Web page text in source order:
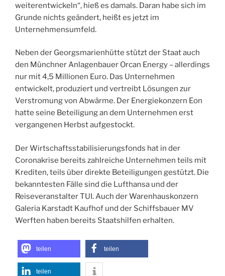
weiterentwickeln“, hieß es damals. Daran habe sich im
Grunde nichts geändert, heißt es jetzt im
Unternehmensumfeld.
Neben der Georgsmarienhütte stützt der Staat auch
den Münchner Anlagenbauer Orcan Energy – allerdings
nur mit 4,5 Millionen Euro. Das Unternehmen
entwickelt, produziert und vertreibt Lösungen zur
Verstromung von Abwärme. Der Energiekonzern Eon
hatte seine Beteiligung an dem Unternehmen erst
vergangenen Herbst aufgestockt.
Der Wirtschaftsstabilisierungsfonds hat in der
Coronakrise bereits zahlreiche Unternehmen teils mit
Krediten, teils über direkte Beteiligungen gestützt. Die
bekanntesten Fälle sind die Lufthansa und der
Reiseveranstalter TUI. Auch der Warenhauskonzern
Galeria Karstadt Kaufhof und der Schiffsbauer MV
Werften haben bereits Staatshilfen erhalten.
teilen teilen
teilen